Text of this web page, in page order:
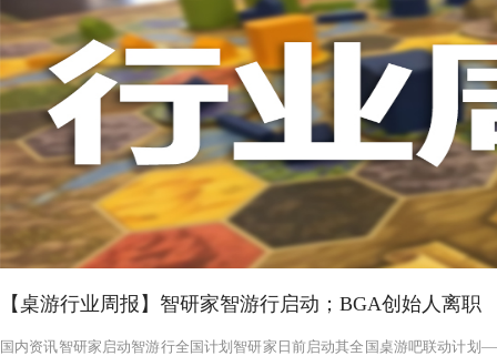
【桌游行业周报】智研家智游行启动；BGA创始人离职
国内资讯智研家启动智游行全国计划智研家日前启动其全国桌游吧联动计